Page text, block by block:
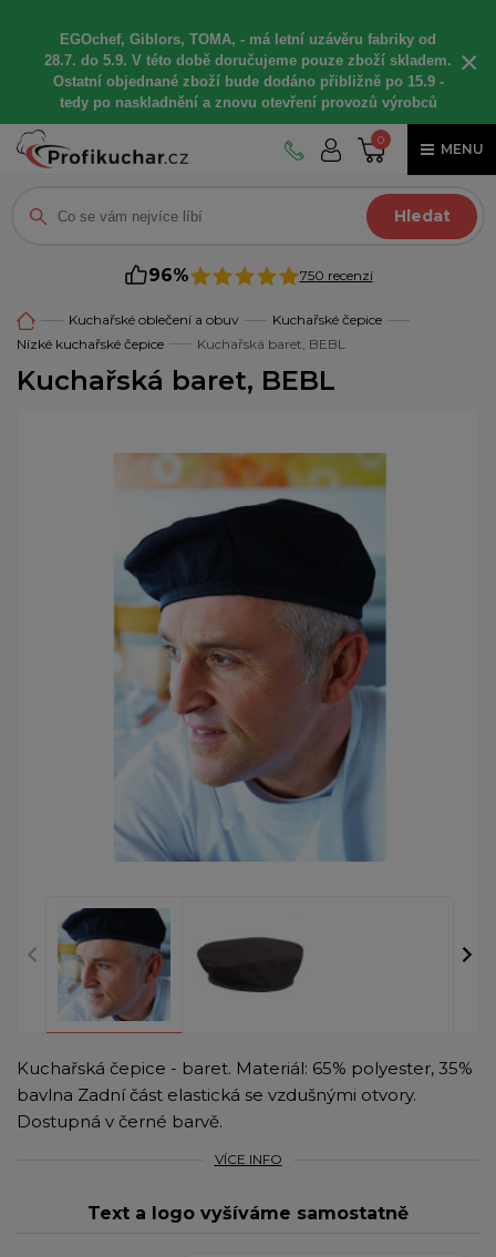
EGOchef, Giblors, TOMA, - má letní uzávěru fabriky od
28.7. do 5.9. V této době doručujeme pouze zboží skladem.
Ostatní objednané zboží bude dodáno přibližně po 15.9 -
tedy po naskladnění a znovu otevření provozů výrobců
×
0
MENU
Hledat
96% 750 recenzí
Kuchařské oblečení a obuv
Kuchařské čepice
Nízké kuchařské čepice
Kuchařská baret, BEBL
Kuchařská baret, BEBL
Kuchařská čepice - baret. Materiál: 65% polyester, 35%
bavlna Zadní část elastická se vzdušnými otvory.
Dostupná v černé barvě.
VÍCE INFO
Text a logo vyšíváme samostatně